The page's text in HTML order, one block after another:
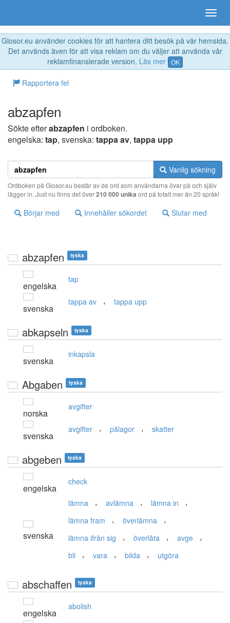
Glosor.eu använder cookies för att hantera ditt besök på vår hemsida.
Det används även för att visa reklam om du väljer att använda vår
reklamfinansierade version. Läs mer OK
Rapportera fel
abzapfen
Sökte efterabzapfen i ordboken.
engelska: tap, svenska: tappa av, tappa upp
Vanlig sökning
Ordboken på Glosor.eu består av de ord som användarna övar på och själv
lägger in. Just nu finns det över210 000 unika ord på totalt mer än 20 språk!
Börjar med Innehåller sökordet Slutar med
abzapfen tyska
engelska
tap
svenska
tappa av , tappa upp
abkapseln tyska
svenska
inkapsla
Abgaben tyska
norska
avgifter
svenska
avgifter , pålagor , skatter
abgeben tyska
engelska
check
svenska
lämna , avlämna , lämna in ,
lämna fram , överlämna ,
lämna ifrån sig , överlåta , avge ,
bli , vara , bilda , utgöra
abschaffen tyska
engelska
abolish